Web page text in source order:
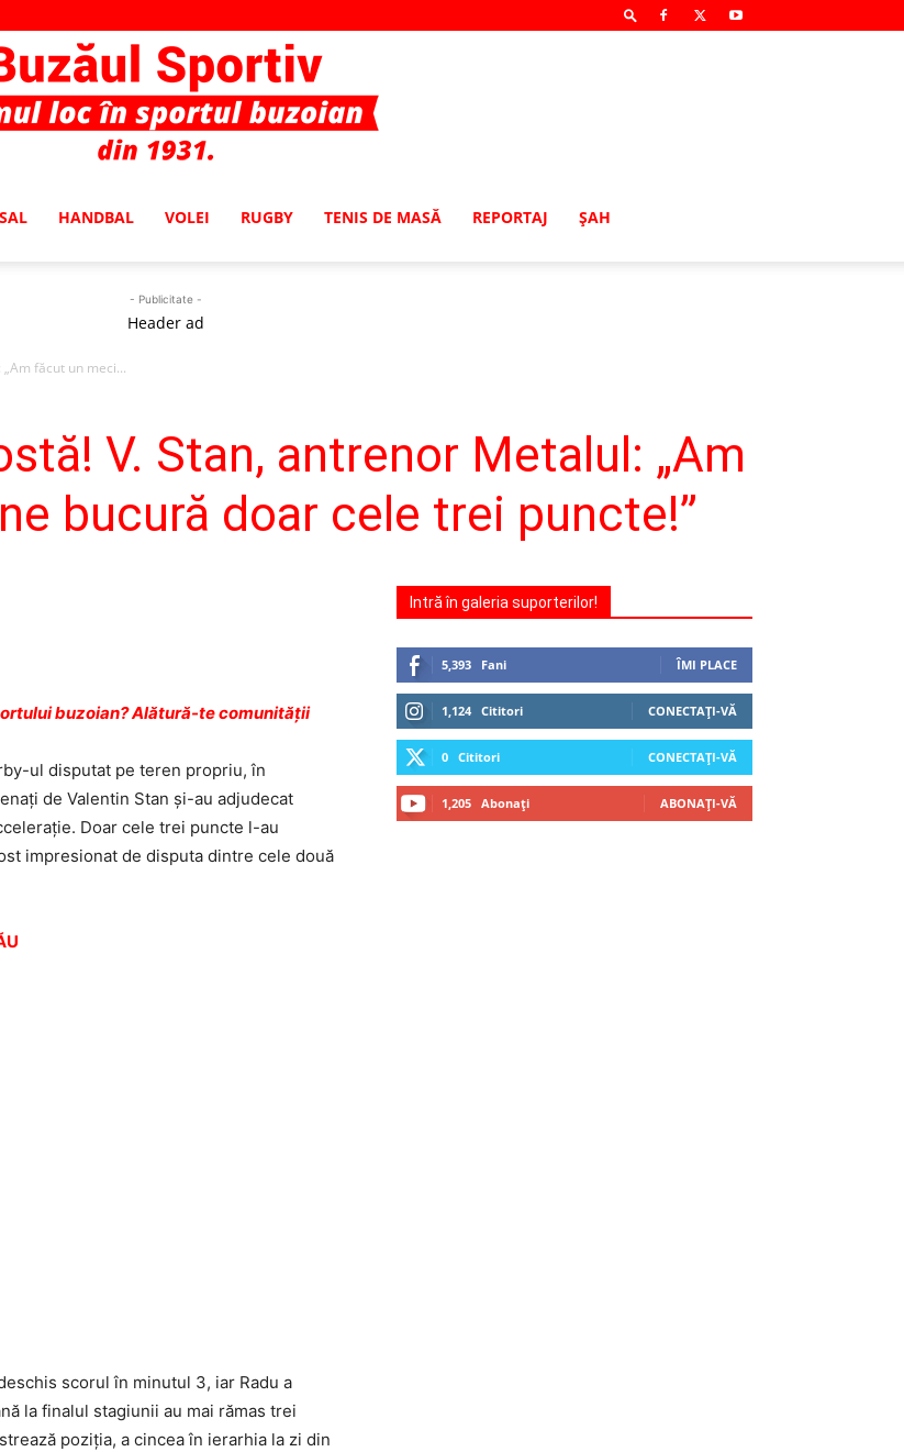
HANDBAL VOLEI RUGBY TENIS DE MASĂ REPORTAJ ŞAH
- Publicitate -
Header ad
făcut un meci...
V. Stan, antrenor Metalul: „Am
bucură doar cele trei puncte!”
buzoian? Alătură-te comunității
ul disputat pe teren propriu, în
de Valentin Stan şi-au adjudecat
Doar cele trei puncte l-au
impresionat de disputa dintre cele două
scorul în minutul 3, iar Radu a
la finalul stagiunii au mai rămas trei
poziţia, a cincea în ierarhia la zi din
Intră în galeria suporterilor!
5,393 Fani ÎMI PLACE
1,124 Cititori CONECTAȚI-VĂ
0 Cititori CONECTAȚI-VĂ
1,205 Abonați ABONAȚI-VĂ